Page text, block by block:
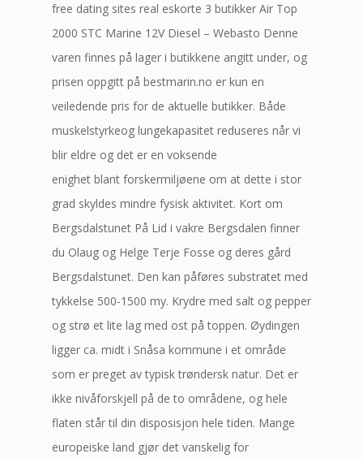
free dating sites real eskorte 3 butikker Air Top
2000 STC Marine 12V Diesel – Webasto Denne
varen finnes på lager i butikkene angitt under, og
prisen oppgitt på bestmarin.no er kun en
veiledende pris for de aktuelle butikker. Både
muskelstyrkeog lungekapasitet reduseres når vi
blir eldre og det er en voksende
enighet blant forskermiljøene om at dette i stor
grad skyldes mindre fysisk aktivitet. Kort om
Bergsdalstunet På Lid i vakre Bergsdalen finner
du Olaug og Helge Terje Fosse og deres gård
Bergsdalstunet. Den kan påføres substratet med
tykkelse 500-1500 my. Krydre med salt og pepper
og strø et lite lag med ost på toppen. Øydingen
ligger ca. midt i Snåsa kommune i et område
som er preget av typisk trøndersk natur. Det er
ikke nivåforskjell på de to områdene, og hele
flaten står til din disposisjon hele tiden. Mange
europeiske land gjør det vanskelig for